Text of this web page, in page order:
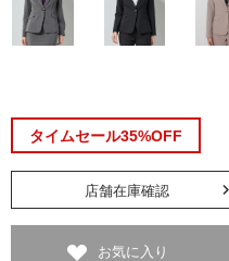
タイムセール35%OFF
店舗在庫確認
お気に入り